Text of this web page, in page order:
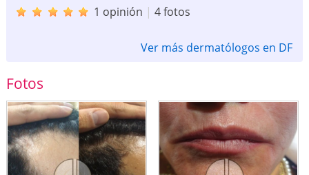
1 opinión | 4 fotos
Ver más dermatólogos en DF
Fotos